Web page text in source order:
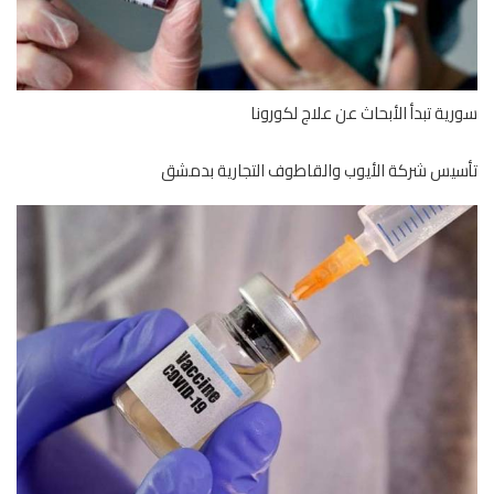
تبدأ الأبحاث عن علاج لكورونا
شركة الأيوب والقاطوف التجارية بدمشق